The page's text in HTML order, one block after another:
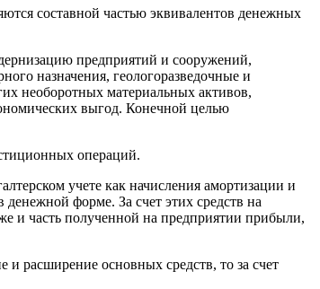
составной частью эквивалентов денежных
предприятий и сооружений,
назначения, геологоразведочные и
необоротных материальных активов,
выгод. Конечной целью
операций.
учете как начисления амортизации и
денежной форме. За счет этих средств на
и часть полученной на предприятии прибыли,
расширение основных средств, то за счет